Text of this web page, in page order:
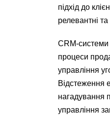
підхід до
релевантні та
CRM-
процеси
управління
Відстеження
нагадування
управління